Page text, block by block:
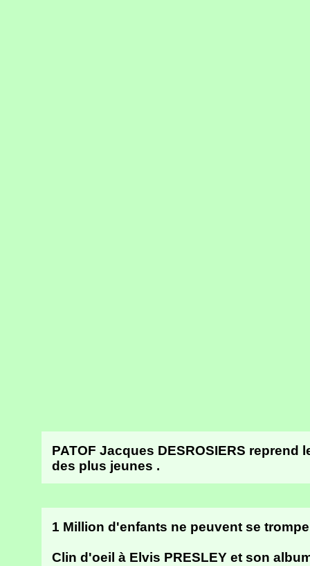
PATOF Jacques DESROSIERS
des plus jeunes .
1 Million d'enfants ne peuvent se
Clin d'oeil à Elvis PRESLEY et son